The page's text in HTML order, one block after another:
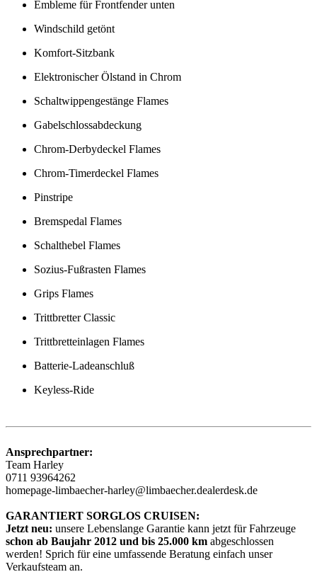
Embleme für Frontfender unten
Windschild getönt
Komfort-Sitzbank
Elektronischer Ölstand in Chrom
Schaltwippengestänge Flames
Gabelschlossabdeckung
Chrom-Derbydeckel Flames
Chrom-Timerdeckel Flames
Pinstripe
Bremspedal Flames
Schalthebel Flames
Sozius-Fußrasten Flames
Grips Flames
Trittbretter Classic
Trittbretteinlagen Flames
Batterie-Ladeanschluß
Keyless-Ride
Ansprechpartner:
Team Harley
0711 93964262
homepage-limbaecher-harley@limbaecher.dealerdesk.de
GARANTIERT SORGLOS CRUISEN:
Jetzt neu: unsere Lebenslange Garantie kann jetzt für Fahrzeuge
schon ab Baujahr 2012 und bis 25.000 km abgeschlossen
werden! Sprich für eine umfassende Beratung einfach unser
Verkaufsteam an.